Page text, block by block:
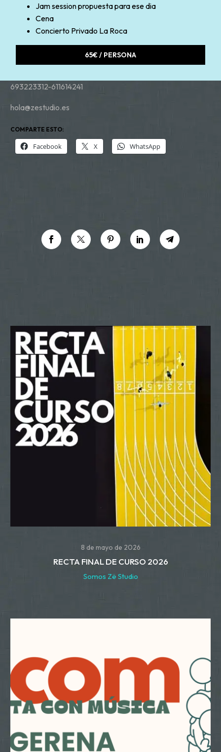
Jam session propuesta para ese dia
Cena
Concierto Privado La Roca
65€ / PERSONA
693223312-611614241
hola@zestudio.es
COMPARTE ESTO:
Facebook X WhatsApp
8 de mayo de 2026
RECTA FINAL DE CURSO 2026
Somos Zë Studio